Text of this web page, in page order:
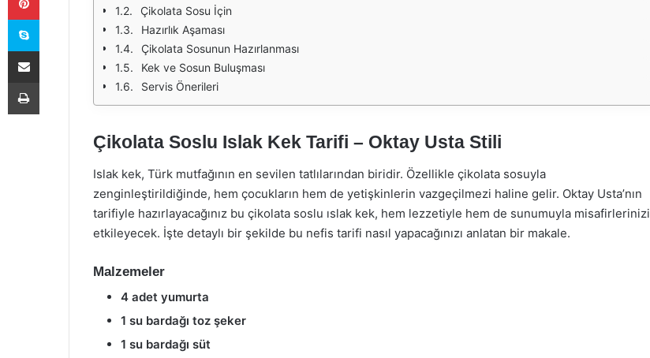
Çikolata Sosu İçin
Hazırlık Aşaması
Çikolata Sosunun Hazırlanması
Kek ve Sosun Buluşması
Servis Önerileri
Çikolata Soslu Islak Kek Tarifi – Oktay Usta Stili
Islak kek, Türk mutfağının en sevilen tatlılarından biridir. Özellikle çikolata sosuyla
zenginleştirildiğinde, hem çocukların hem de yetişkinlerin vazgeçilmezi haline gelir. Oktay Usta’nın
tarifiyle hazırlayacağınız bu çikolata soslu ıslak kek, hem lezzetiyle hem de sunumuyla misafirlerinizi
etkileyecek. İşte detaylı bir şekilde bu nefis tarifi nasıl yapacağınızı anlatan bir makale.
Malzemeler
4 adet yumurta
1 su bardağı toz şeker
1 su bardağı süt
Skype
E-Posta ile paylaş